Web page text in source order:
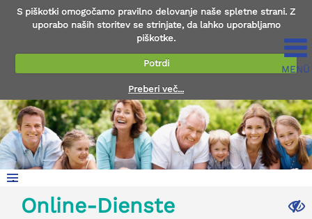
S piškotki omogočamo pravilno delovanje naše spletne strani. Z
uporabo naših storitev se strinjate, da lahko uporabljamo
piškotke.
Potrdi
Preberi več...
MENÜ
.
.
Online-Dienste